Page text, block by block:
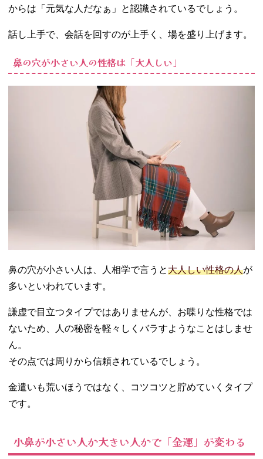
からは「元気な人だなぁ」と認識されているでしょう。
話し上手で、会話を回すのが上手く、場を盛り上げます。
鼻の穴が小さい人の性格は「大人しい」
鼻の穴が小さい人は、人相学で言うと大人しい性格の人が
多いといわれています。
謙虚で目立つタイプではありませんが、お喋りな性格では
ないため、人の秘密を軽々しくバラすようなことはしませ
ん。
その点では周りから信頼されているでしょう。
金遣いも荒いほうではなく、コツコツと貯めていくタイプ
です。
小鼻が小さい人か大きい人かで「金運」が変わる